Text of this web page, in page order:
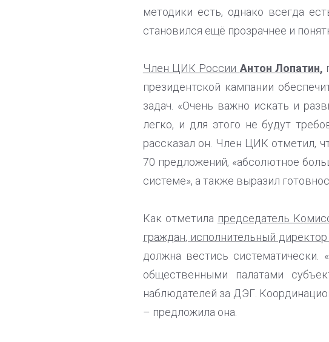
методики есть, однако всегда
становился ещё прозрачнее и
Член ЦИК России Антон Лопатин,
президентской кампании
задач. «Очень важно искать и
легко, и для этого не будут
рассказал он. Член ЦИК отметил,
70 предложений, «абсолютное
системе», а также выразил
Как отметила председатель
граждан, исполнительный
должна вестись
общественными палатами
наблюдателей за ДЭГ.
– предложила она.